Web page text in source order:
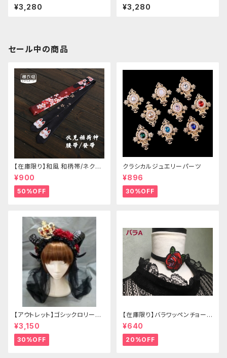
¥3,280 ¥3,280
セール中の商品
【在庫限り】和風 和柄帯/ネクタ
イ/リボン（狐面/金魚
¥900
50%OFF
クラシカルジュエリーパーツ
¥896
30%OFF
【アウトレット】ゴシックロリータ
ゴールドクラウン＆ホーン(ヴェ
ール付き)
¥3,150
30%OFF
【在庫限り】バラワッペンチョーカ
ー
¥640
20%OFF